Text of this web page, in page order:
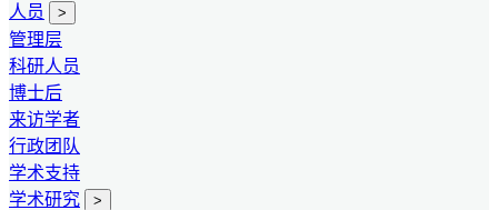
人员
>
管理层
科研人员
博士后
来访学者
行政团队
学术支持
学术研究
>